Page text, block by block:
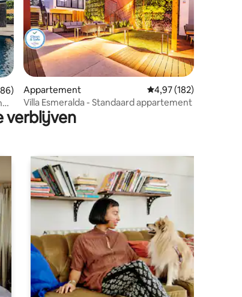
beoordeling van 4,99 op 5, 86 recensies
Appartement Gemiddelde
4,97 (182)
Villa Esmeralda - Standaard appartement
verblijven